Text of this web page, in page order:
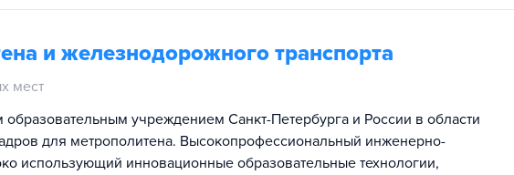
и железнодорожного транспорта
мест
учреждением Санкт-Петербурга и России в области
для метрополитена. Высокопрофессиональный инженерно-
использующий инновационные образовательные технологии,